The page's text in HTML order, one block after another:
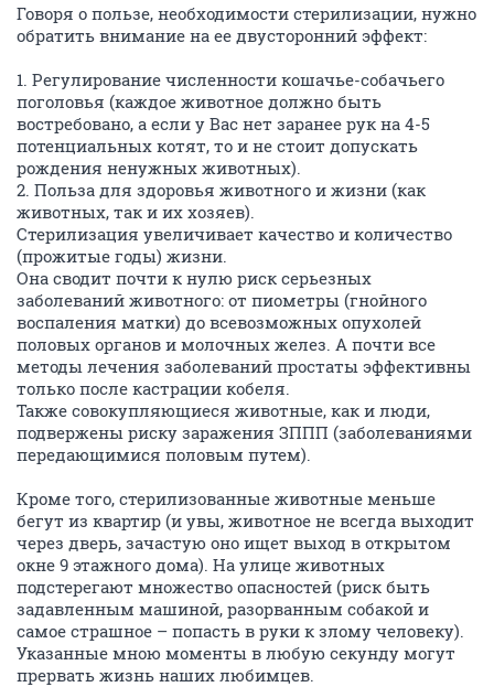
Говоря о пользе, необходимости стерилизации, нужно
обратить внимание на ее двусторонний эффект:
1. Регулирование численности кошачье-собачьего
поголовья (каждое животное должно быть
востребовано, а если у Вас нет заранее рук на 4-5
потенциальных котят, то и не стоит допускать
рождения ненужных животных).
2. Польза для здоровья животного и жизни (как
животных, так и их хозяев).
Стерилизация увеличивает качество и количество
(прожитые годы) жизни.
Она сводит почти к нулю риск серьезных
заболеваний животного: от пиометры (гнойного
воспаления матки) до всевозможных опухолей
половых органов и молочных желез. А почти все
методы лечения заболеваний простаты эффективны
только после кастрации кобеля.
Также совокупляющиеся животные, как и люди,
подвержены риску заражения ЗППП (заболеваниями
передающимися половым путем).
Кроме того, стерилизованные животные меньше
бегут из квартир (и увы, животное не всегда выходит
через дверь, зачастую оно ищет выход в открытом
окне 9 этажного дома). На улице животных
подстерегают множество опасностей (риск быть
задавленным машиной, разорванным собакой и
самое страшное – попасть в руки к злому человеку).
Указанные мною моменты в любую секунду могут
прервать жизнь наших любимцев.